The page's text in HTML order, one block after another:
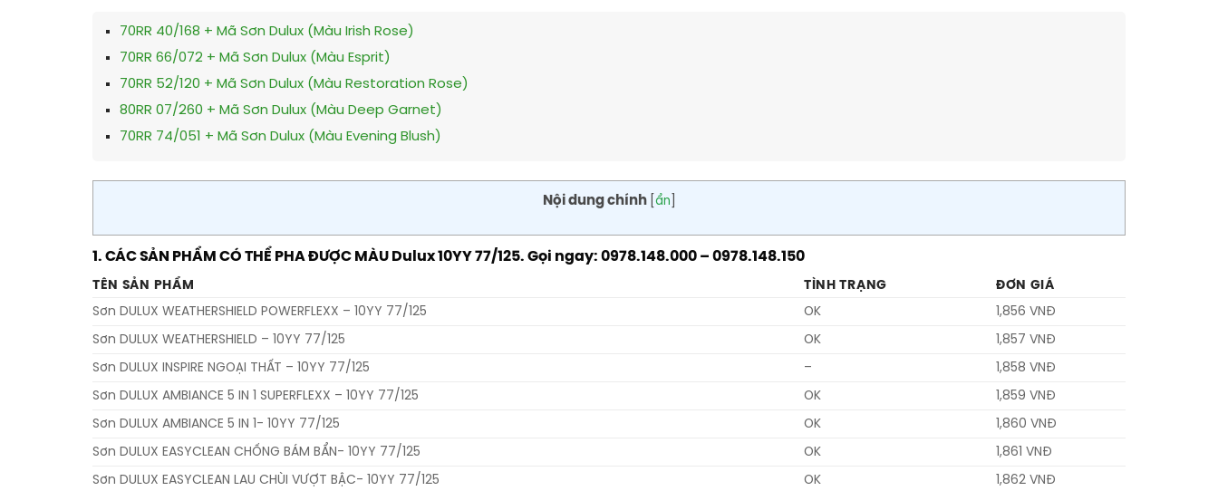
70RR 40/168 + Mã Sơn Dulux (Màu Irish Rose)
70RR 66/072 + Mã Sơn Dulux (Màu Esprit)
70RR 52/120 + Mã Sơn Dulux (Màu Restoration Rose)
80RR 07/260 + Mã Sơn Dulux (Màu Deep Garnet)
70RR 74/051 + Mã Sơn Dulux (Màu Evening Blush)
Nội dung chính ẩn
1. CÁC SẢN PHẨM CÓ THỂ PHA ĐƯỢC MÀU Dulux 10YY 77/125. Gọi ngay: 0978.148.000 – 0978.148.150
TÊN SẢN PHẨM TÌNH TRẠNG ĐƠN GIÁ
Sơn DULUX WEATHERSHIELD POWERFLEXX – 10YY 77/125 OK 1,856 VNĐ
Sơn DULUX WEATHERSHIELD – 10YY 77/125 OK 1,857 VNĐ
Sơn DULUX INSPIRE NGOẠI THẤT – 10YY 77/125 – 1,858 VNĐ
Sơn DULUX AMBIANCE 5 IN 1 SUPERFLEXX – 10YY 77/125 OK 1,859 VNĐ
Sơn DULUX AMBIANCE 5 IN 1- 10YY 77/125 OK 1,860 VNĐ
Sơn DULUX EASYCLEAN CHỐNG BÁM BẨN- 10YY 77/125 OK 1,861 VNĐ
Sơn DULUX EASYCLEAN LAU CHÙI VƯỢT BẬC- 10YY 77/125 OK 1,862 VNĐ